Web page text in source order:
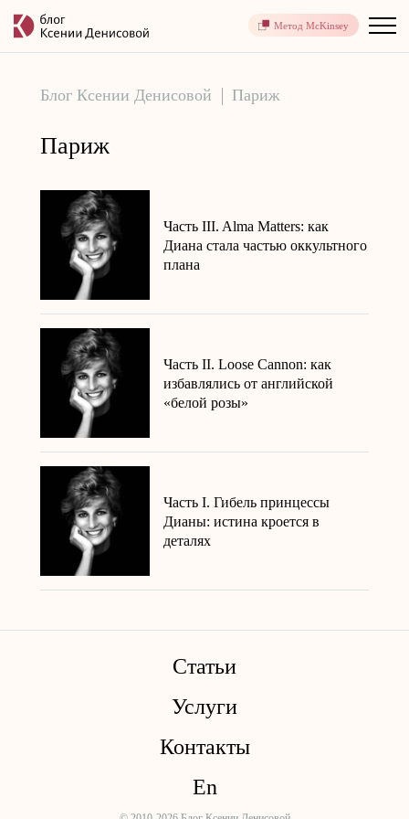
Метод McKinsey
Блог Ксении Денисовой Париж
Париж
Часть III. Alma Matters: как
Диана стала частью оккультного
плана
Часть II. Loose Cannon: как
избавлялись от английской
«белой розы»
Часть I. Гибель принцессы
Дианы: истина кроется в
деталях
Статьи
Услуги
Контакты
En